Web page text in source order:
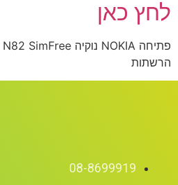
לחץ כאן
הרשתות
08-8699919